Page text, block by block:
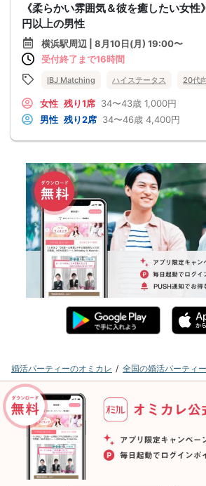
《柔らかい雰囲気＆彼を癒したい女
円以上の男性
横浜駅周辺 | 8月10日(月) 19:00〜
受付終了まで16時間
IBJ Matching ハイステータス 20代
女性 残り1席 34〜43歳 1,000円
男性 残り2席 34〜46歳 4,400円
婚活パーティーのオミカレ 全国の婚活パーティ